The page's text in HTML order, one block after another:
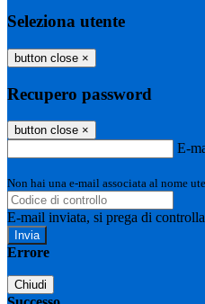
Seleziona utente
button close ×
Recupero password
button close ×
E-
Non hai una e-mail associata al nome
E-mail inviata, si prega di
Errore
Chiudi